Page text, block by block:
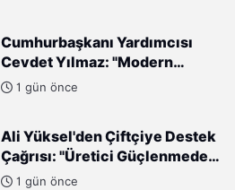
Cumhurbaşkanı Yardımcısı
Cevdet Yılmaz: "Modern
Türkiye'nin İmarında
1 gün önce
Ali Yüksel'den Çiftçiye Destek
Çağrısı: "Üretici Güçlenmeden
Türkiye Güçlenemez!"
1 gün önce